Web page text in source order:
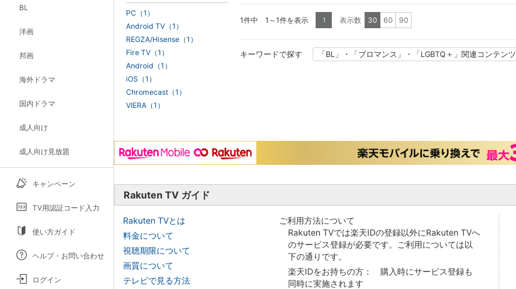
BL
洋画
邦画
海外ドラマ
国内ドラマ
成人向け
成人向け見放題
キャンペーン
TV用認証コード入力
使い方ガイド
ヘルプ・お問い合わせ
ログイン
1件中 1～1件を表示 1 表示数 30 60 90
キーワードで探す 「BL」・「ブロマンス」・「LGBTQ＋」関連コンテンツ
PC（1）
Android TV（1）
REGZA/Hisense（1）
Fire TV（1）
Android（1）
iOS（1）
Chromecast（1）
VIERA（1）
Rakuten TV ガイド
Rakuten TVとは
料金について
視聴期限について
画質について
テレビで見る方法
ご利用方法について
Rakuten TVでは楽天IDの登録以外にRakuten TVへ
のサービス登録が必要です。ご利用については以
下の通りです。
楽天IDをお持ちの方： 購入時にサービス登録も
同時に実施されます